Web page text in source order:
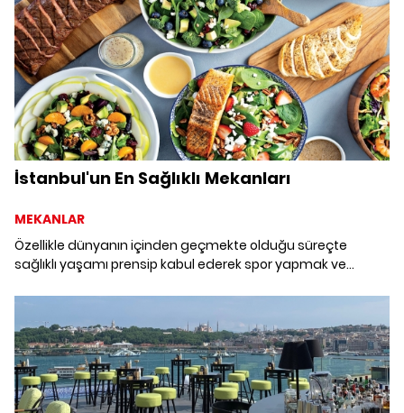
İstanbul'un En Sağlıklı Mekanları
MEKANLAR
Özellikle dünyanın içinden geçmekte olduğu süreçte
sağlıklı yaşamı prensip kabul ederek spor yapmak ve
gitgide popülerleşen mekan kültürüne baktığımızda ise
sağlıklı beslenmeyi bir yaşam biçimi haline getirmenin artık
daha kolay olduğunu görüyoruz. Gelin, İstanbul'un en
sağlıklı mekanlarını derlediğimiz listeye birlikte göz atalım.